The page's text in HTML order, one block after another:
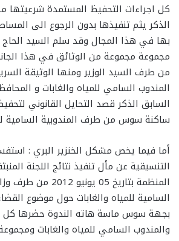
كل اجراءات التحفيظ المستمدة شرعيتها
الذكر يثم تنفيذها بدون الرجوع الى
بها في هذا المجال وقد سلم السيد الحاج
مجموعة مجموعة من الوثائق في هذا
من طرف السيد الوزير ومنها الوثيقة
المندوب السامي للمياه والغابات و
السابق الذكر قصد التحايل القانوني
ساكنة سوس من طرف المندوبية السامية
أما فيما يخص مشكل الخنزير البري :
التنسيقية عن مأل تنفيذ نتائج اللجنة
المنظمة بتاريخ 05
السامية للمياه والغابات حول موضوع
بجهة سوس ماسة هاته الندوة حضرها كل
والمندوب السامي للمياه والغابات